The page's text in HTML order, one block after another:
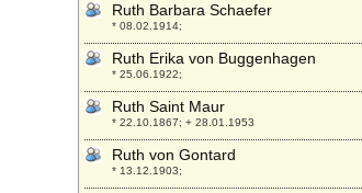
Ruth Barbara Schaefer
* 08.02.1914;
Ruth Erika von Buggenhagen
* 25.06.1922;
Ruth Saint Maur
* 22.10.1867; + 28.01.1953
Ruth von Gontard
* 13.12.1903;